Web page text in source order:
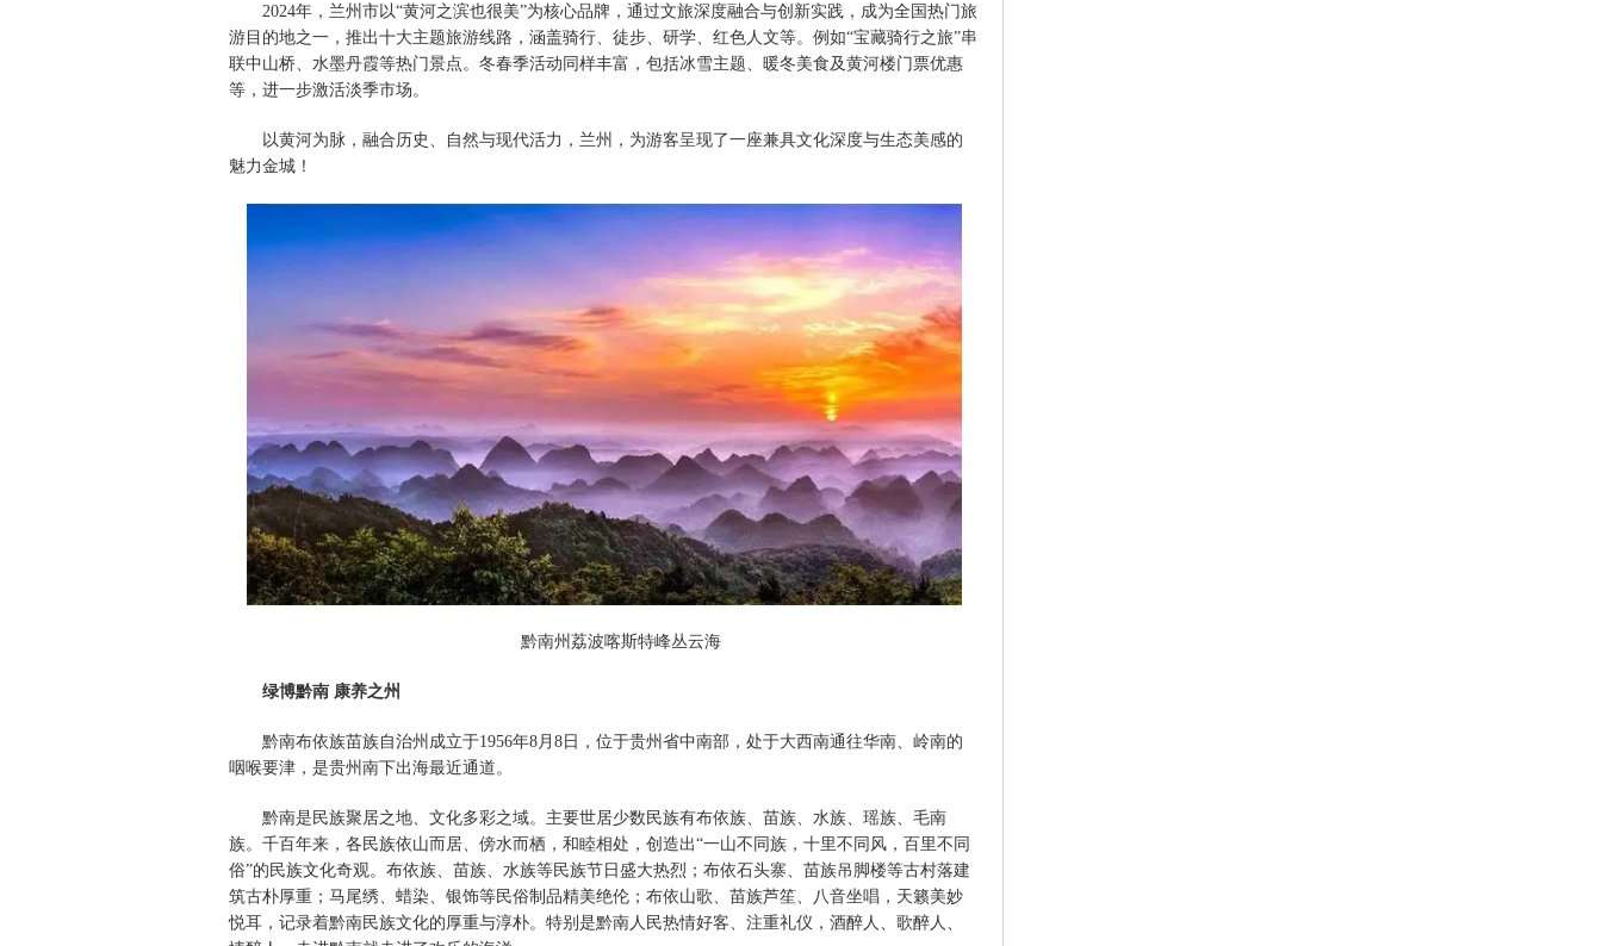
2024年，兰州市以“黄河之滨也很美”为核心品牌，通过文旅深度融合与创新实践，成为全国热门旅
游目的地之一，推出十大主题旅游线路，涵盖骑行、徒步、研学、红色人文等。例如“宝藏骑行之旅”串
联中山桥、水墨丹霞等热门景点。冬春季活动同样丰富，包括冰雪主题、暖冬美食及黄河楼门票优惠
等，进一步激活淡季市场。
以黄河为脉，融合历史、自然与现代活力，兰州，为游客呈现了一座兼具文化深度与生态美感的
魅力金城！
黔南州荔波喀斯特峰丛云海
绿博黔南 康养之州
黔南布依族苗族自治州成立于1956年8月8日，位于贵州省中南部，处于大西南通往华南、岭南的
咽喉要津，是贵州南下出海最近通道。
黔南是民族聚居之地、文化多彩之域。主要世居少数民族有布依族、苗族、水族、瑶族、毛南
族。千百年来，各民族依山而居、傍水而栖，和睦相处，创造出“一山不同族，十里不同风，百里不同
俗”的民族文化奇观。布依族、苗族、水族等民族节日盛大热烈；布依石头寨、苗族吊脚楼等古村落建
筑古朴厚重；马尾绣、蜡染、银饰等民俗制品精美绝伦；布依山歌、苗族芦笙、八音坐唱，天籁美妙
悦耳，记录着黔南民族文化的厚重与淳朴。特别是黔南人民热情好客、注重礼仪，酒醉人、歌醉人、